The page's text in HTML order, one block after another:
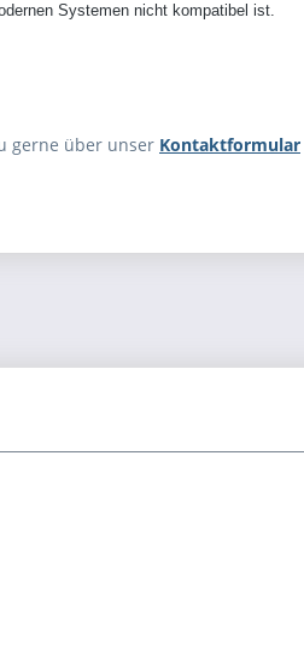
Systemen nicht kompatibel ist.
gerne über unser Kontaktformular